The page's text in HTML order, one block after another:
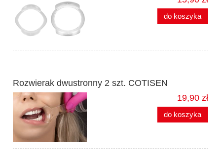
do koszyka
Rozwierak dwustronny 2 szt. COTISEN
19,90 zł
do koszyka